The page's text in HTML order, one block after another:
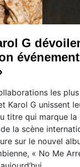
G
les
Karol G unissent
titre qui marque
la scène
sur le nouvel
« No Me